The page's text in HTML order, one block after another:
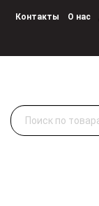
Контакты О нас
Искать: